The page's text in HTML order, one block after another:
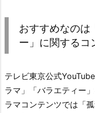
おすすめなのは
ー」に関するコ
テレビ東京公式
ラマ」「バラエティー
ラマコンテンツでは「